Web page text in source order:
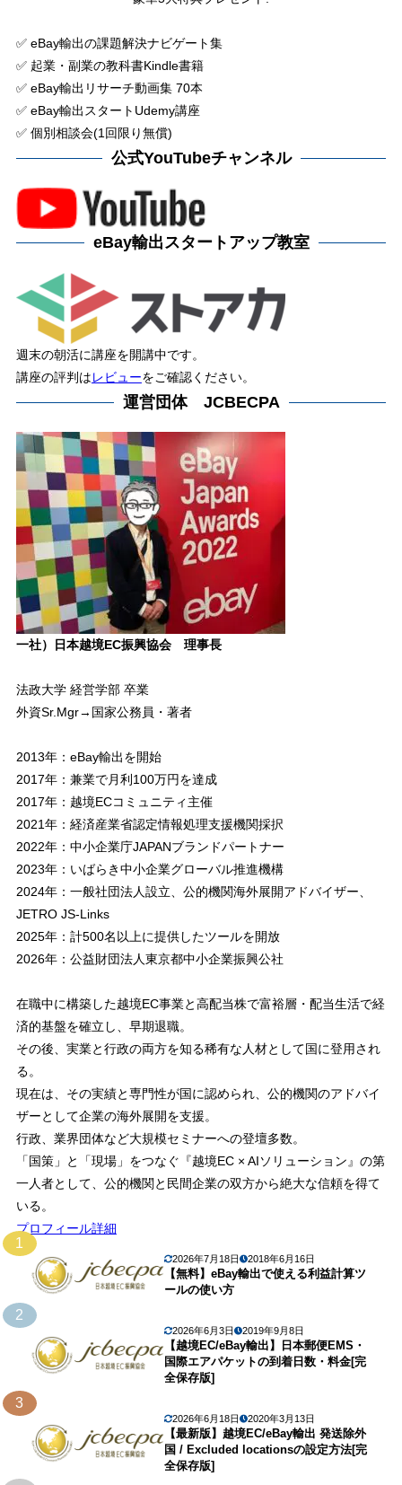
✅ eBay輸出の課題解決ナビゲート集
✅ 起業・副業の教科書Kindle書籍
✅ eBay輸出リサーチ動画集 70本
✅ eBay輸出スタートUdemy講座
✅ 個別相談会(1回限り無償)
公式YouTubeチャンネル
eBay輸出スタートアップ教室
週末の朝活に講座を開講中です。
講座の評判はレビューをご確認ください。
運営団体 JCBECPA
一社）日本越境EC振興協会 理事長
法政大学 経営学部 卒業
外資Sr.Mgr→国家公務員・著者
2013年：eBay輸出を開始
2017年：兼業で月利100万円を達成
2017年：越境ECコミュニティ主催
2021年：経済産業省認定情報処理支援機関採択
2022年：中小企業庁JAPANブランドパートナー
2023年：いばらき中小企業グローバル推進機構
2024年：一般社団法人設立、公的機関海外展開アドバイザー、
JETRO JS-Links
2025年：計500名以上に提供したツールを開放
2026年：公益財団法人東京都中小企業振興公社
在職中に構築した越境EC事業と高配当株で富裕層・配当生活で経
済的基盤を確立し、早期退職。
その後、実業と行政の両方を知る稀有な人材として国に登用され
る。
現在は、その実績と専門性が国に認められ、公的機関のアドバイ
ザーとして企業の海外展開を支援。
行政、業界団体など大規模セミナーへの登壇多数。
「国策」と「現場」をつなぐ『越境EC × AIソリューション』の第
一人者として、公的機関と民間企業の双方から絶大な信頼を得て
いる。
プロフィール詳細
1
2026年7月18日 2018年6月16日
【無料】eBay輸出で使える利益計算ツ
ールの使い方
2
2026年6月3日 2019年9月8日
【越境EC/eBay輸出】日本郵便EMS・
国際エアパケットの到着日数・料金[完
全保存版]
3
2026年6月18日 2020年3月13日
【最新版】越境EC/eBay輸出 発送除外
国 / Excluded locationsの設定方法[完
全保存版]